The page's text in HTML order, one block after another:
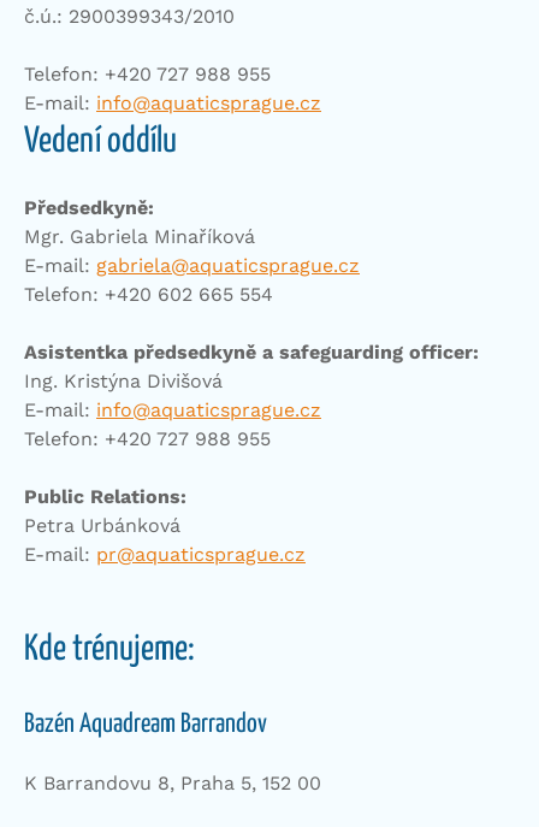
č.ú.: 2900399343/2010
Telefon: +420 727 988 955
E-mail: info@aquaticsprague.cz
Vedení oddílu
Předsedkyně:
Mgr. Gabriela Minaříková
E-mail: gabriela@aquaticsprague.cz
Telefon: +420 602 665 554
Asistentka předsedkyně a safeguarding officer:
Ing. Kristýna Divišová
E-mail: info@aquaticsprague.cz
Telefon: +420 727 988 955
Public Relations:
Petra Urbánková
E-mail: pr@aquaticsprague.cz
Kde trénujeme:
Bazén Aquadream Barrandov
K Barrandovu 8, Praha 5, 152 00